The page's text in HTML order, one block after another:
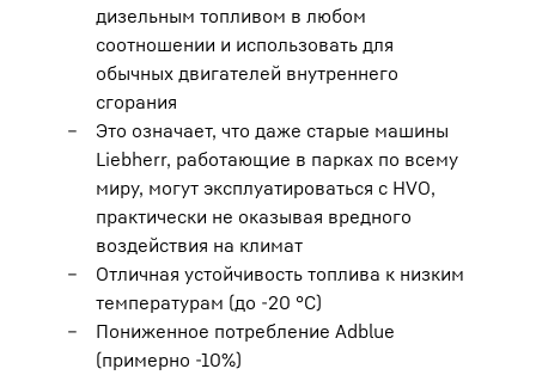
дизельным топливом в любом
соотношении и использовать для
обычных двигателей внутреннего
сгорания
Это означает, что даже старые машины
Liebherr, работающие в парках по всему
миру, могут эксплуатироваться с HVO,
практически не оказывая вредного
воздействия на климат
Отличная устойчивость топлива к низким
температурам (до -20 °C)
Пониженное потребление Adblue
(примерно -10%)